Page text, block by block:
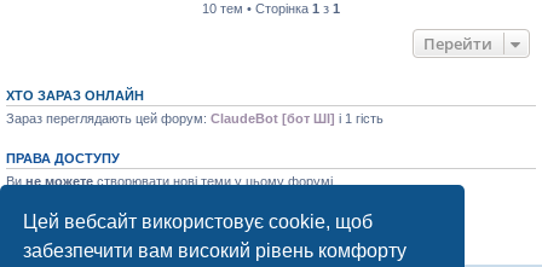
Цей вебсайт використовує cookie, щоб
забезпечити вам високий рівень комфорту
10 тем • Сторінка 1 з 1
Перейти
ХТО ЗАРАЗ ОНЛАЙН
Зараз переглядають цей форум: ClaudeBot [бот ШІ] і 1 гість
ПРАВА ДОСТУПУ
Ви не можете створювати нові теми у цьому форумі
Вине можетередагувати ваші повідомлення у цьому форумі
Вине можетевидаляти ваші повідомлення у цьому форумі
Вине можетедодавати файли у цьому форумі